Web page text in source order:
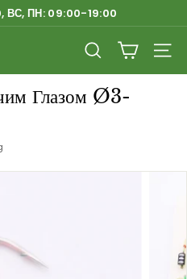
Приостановить
ВС, ПН: 09:00-19:00
ПОИСК
Глазом Ø3-